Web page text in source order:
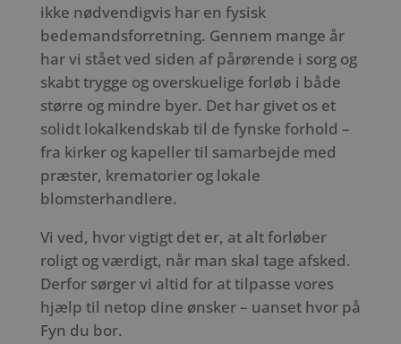
ikke nødvendigvis har en fysisk
bedemandsforretning. Gennem mange år
har vi stået ved siden af pårørende i sorg og
skabt trygge og overskuelige forløb i både
større og mindre byer. Det har givet os et
solidt lokalkendskab til de fynske forhold –
fra kirker og kapeller til samarbejde med
præster, krematorier og lokale
blomsterhandlere.
Vi ved, hvor vigtigt det er, at alt forløber
roligt og værdigt, når man skal tage afsked.
Derfor sørger vi altid for at tilpasse vores
hjælp til netop dine ønsker – uanset hvor på
Fyn du bor.